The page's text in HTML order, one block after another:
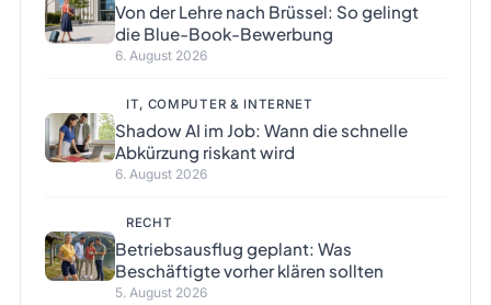
Von der Lehre nach Brüssel: So gelingt
die Blue-Book-Bewerbung
6. August 2026
IT, COMPUTER & INTERNET
Shadow AI im Job: Wann die schnelle
Abkürzung riskant wird
6. August 2026
RECHT
Betriebsausflug geplant: Was
Beschäftigte vorher klären sollten
5. August 2026